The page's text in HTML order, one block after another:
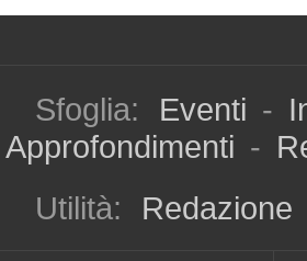
Sfoglia: Eventi -
Approfondimenti -
Utilità:
Redazione